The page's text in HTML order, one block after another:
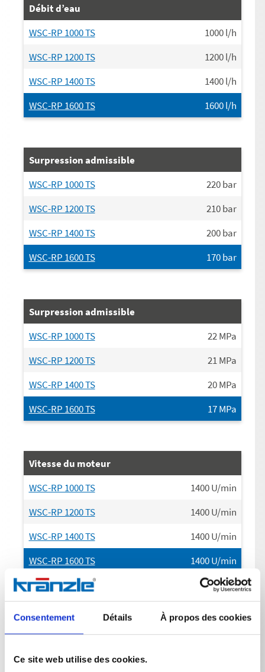
Consentement Détails À propos des cookies
Ce site web utilise des cookies.
Débit d’eau
WSC-RP 1000 TS
1000l/h
WSC-RP 1200 TS
1200l/h
WSC-RP 1400 TS
1400l/h
WSC-RP 1600 TS
1600l/h
Surpression admissible
WSC-RP 1000 TS
220bar
WSC-RP 1200 TS
210bar
WSC-RP 1400 TS
200bar
WSC-RP 1600 TS
170bar
Surpression admissible
WSC-RP 1000 TS
22MPa
WSC-RP 1200 TS
21MPa
WSC-RP 1400 TS
20MPa
WSC-RP 1600 TS
17MPa
Vitesse du moteur
WSC-RP 1000 TS
1400U/min
WSC-RP 1200 TS
1400U/min
WSC-RP 1400 TS
1400U/min
WSC-RP 1600 TS
1400U/min
Raccordement électrique Tension
WSC-RP 1200 TS